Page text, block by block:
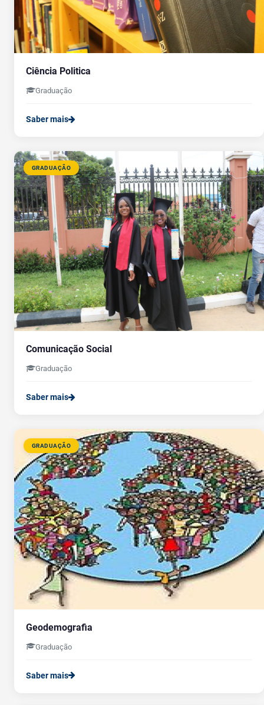
Ciência Politica
Graduação
Saber mais
GRADUAÇÃO
Comunicação Social
Graduação
Saber mais
GRADUAÇÃO
Geodemografia
Graduação
Saber mais